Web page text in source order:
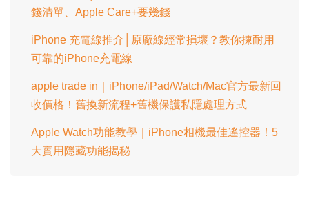
錢清單、Apple Care+要幾錢
iPhone 充電線推介│原廠線經常損壞？教你揀耐用
可靠的iPhone充電線
apple trade in｜iPhone/iPad/Watch/Mac官方最新回
收價格！舊換新流程+舊機保護私隱處理方式
Apple Watch功能教學｜iPhone相機最佳遙控器！5
大實用隱藏功能揭秘